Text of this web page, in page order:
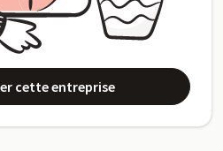
cette entreprise